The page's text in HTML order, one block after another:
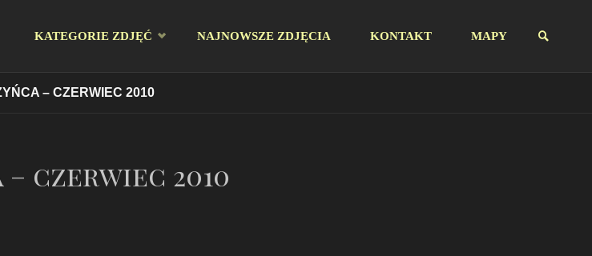
KATEGORIE ZDJĘĆ NAJNOWSZE ZDJĘCIA KONTAKT MAPY
– CZERWIEC 2010
czerwiec 2010